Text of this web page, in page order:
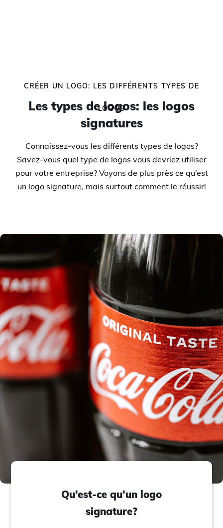
Les types de logos: les logos
signatures
CRÉER UN LOGO: LES DIFFÉRENTS TYPES DE
LOGOS
Connaissez-vous les différents types de logos?
Savez-vous quel type de logos vous devriez utiliser
pour votre entreprise? Voyons de plus près ce qu’est
un logo signature, mais surtout comment le réussir!
Qu’est-ce qu’un logo
signature?